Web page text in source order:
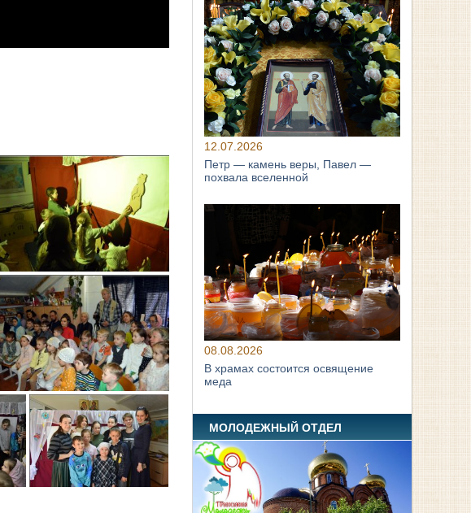
12.07.2026
Петр — камень веры, Павел —
похвала вселенной
08.08.2026
В храмах состоится освящение
меда
МОЛОДЕЖНЫЙ ОТДЕЛ